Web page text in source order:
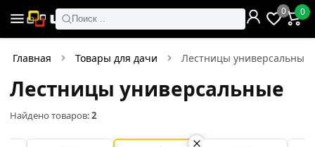
Поиск ..
0 0
Главная Товары для дачи Лестницы универсальные
Лестницы универсальные
Найдено товаров:2
Фильтры
Найдено товаров:
В
Со